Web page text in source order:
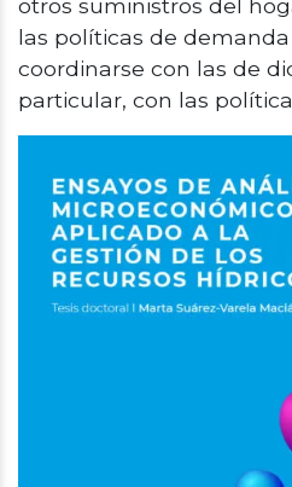
otros suministros del
las políticas de
coordinarse con las de
particular, con las